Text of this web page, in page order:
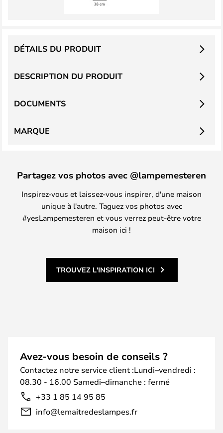
DESCRIPTION DU PRODUIT
DÉTAILS DU PRODUIT
DOCUMENTS
MARQUE
Partagez vos photos avec @lampemesteren
Inspirez-vous et laissez-vous inspirer, d'une maison
unique à l'autre. Taguez vos photos avec
#yesLampemesteren et vous verrez peut-être votre
maison ici !
TROUVEZ L'INSPIRATION ICI
Avez-vous besoin de conseils ?
Contactez notre service client :Lundi–vendredi :
08.30 - 16.00 Samedi–dimanche : fermé
+33 1 85 14 95 85
info@lemaitredeslampes.fr